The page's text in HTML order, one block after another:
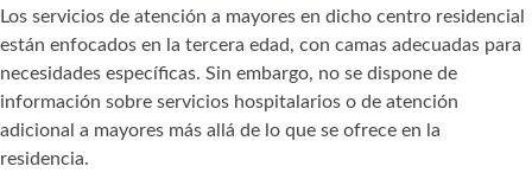
Los servicios de atención a mayores en dicho centro residencial
están enfocados en la tercera edad, con camas adecuadas para
necesidades específicas. Sin embargo, no se dispone de
información sobre servicios hospitalarios o de atención
adicional a mayores más allá de lo que se ofrece en la
residencia.